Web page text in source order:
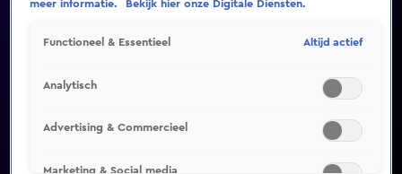
Video helaas niet gevonden
meer informatie.
Bekijk hier onze Digitale Diensten.
Functioneel & Essentieel Altijd actief
Analytisch
Advertising & Commercieel
Marketing & Social media